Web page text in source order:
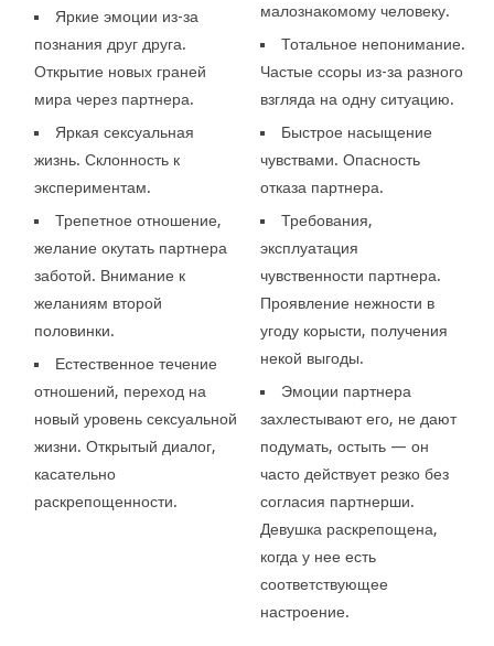
Яркие эмоции из-за
познания друг друга.
Открытие новых граней
мира через партнера.
Яркая сексуальная
жизнь. Склонность к
экспериментам.
Трепетное отношение,
желание окутать партнера
заботой. Внимание к
желаниям второй
половинки.
Естественное течение
отношений, переход на
новый уровень сексуальной
жизни. Открытый диалог,
касательно
раскрепощенности.
малознакомому человеку.
Тотальное непонимание.
Частые ссоры из-за разного
взгляда на одну ситуацию.
Быстрое насыщение
чувствами. Опасность
отказа партнера.
Требования,
эксплуатация
чувственности партнера.
Проявление нежности в
угоду корысти, получения
некой выгоды.
Эмоции партнера
захлестывают его, не дают
подумать, остыть — он
часто действует резко без
согласия партнерши.
Девушка раскрепощена,
когда у нее есть
соответствующее
настроение.